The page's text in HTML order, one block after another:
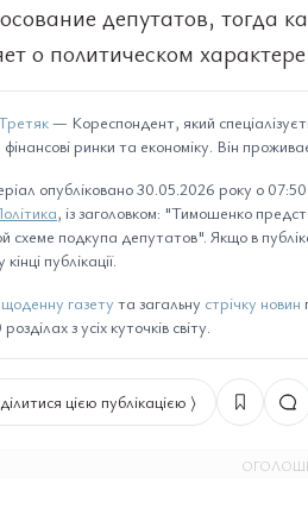
депутатов, тогда
о политическом
— Кореспондент, який
фінансові ринки та економіку. Він
опубліковано 30.05.2026 року о
, із заголовком: "Тимошенко
схеме подкупа депутатов". Якщо в
публікації.
щоденну газету та загальну стрічку новин
з усіх куточків світу.
цією публікацією ⟩